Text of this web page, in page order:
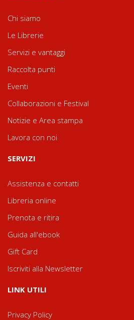
Chi siamo
Le Librerie
Servizi e vantaggi
Raccolta punti
Eventi
Collaborazioni e Festival
Notizie e Area stampa
Lavora con noi
SERVIZI
Assistenza e contatti
Libreria online
Prenota e ritira
Guida all'ebook
Gift Card
Iscriviti alla Newsletter
LINK UTILI
Privacy Policy